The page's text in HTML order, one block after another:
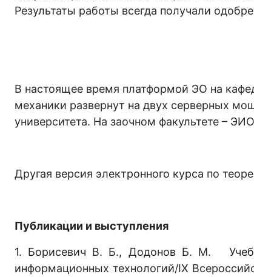
Результаты работы всегда получали
В настоящее время платформой ЭО на
механики развернут на двух серверных
университета. На заочном факультете –
Другая версия электронного курса по
Публикации и выступления
1. Борисевич В. Б., Додонов Б. М.
информационных технологий/IX